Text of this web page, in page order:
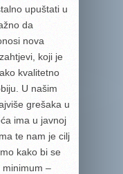
upuštati u
da
nova
koji je
kvalitetno
U našim
grešaka u
ima u javnoj
te nam je cilj
kako bi se
minimum –